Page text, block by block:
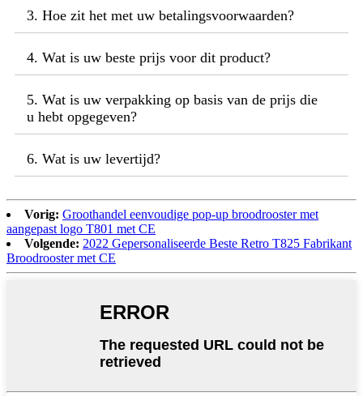
3. Hoe zit het met uw betalingsvoorwaarden?
4. Wat is uw beste prijs voor dit product?
5. Wat is uw verpakking op basis van de prijs die
u hebt opgegeven?
6. Wat is uw levertijd?
Vorig: Groothandel eenvoudige pop-up broodrooster met
aangepast logo T801 met CE
Volgende: 2022 Gepersonaliseerde Beste Retro T825 Fabrikant
Broodrooster met CE